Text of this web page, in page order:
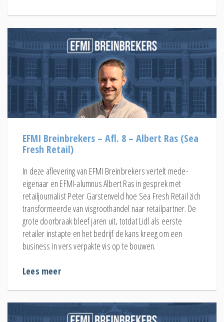
EFMI Breinbrekers – Afl. 8 – Albert Ras (Sea
Fresh Retail)
In deze aflevering van EFMI Breinbrekers vertelt mede-
eigenaar en EFMI-alumnus Albert Ras in gesprek met
retailjournalist Peter Garstenveld hoe Sea Fresh Retail zich
transformeerde van visgroothandel naar retailpartner. De
grote doorbraak bleef jaren uit, totdat Lidl als eerste
retailer instapte en het bedrijf de kans kreeg om een
business in vers verpakte vis op te bouwen.
Lees meer